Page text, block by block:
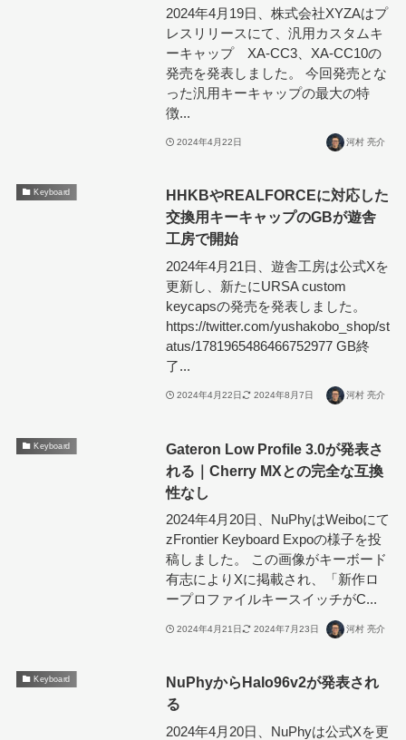
2024年4月19日、株式会社XYZAはプ
レスリリースにて、汎用カスタムキ
ーキャップ XA-CC3、XA-CC10の
発売を発表しました。 今回発売とな
った汎用キーキャップの最大の特
徴...
2024年4月22日 河村 亮介
Keyboard
HHKBやREALFORCEに対応した
交換用キーキャップのGBが遊舎
工房で開始
2024年4月21日、遊舎工房は公式Xを
更新し、新たにURSA custom
keycapsの発売を発表しました。
https://twitter.com/yushakobo_shop/st
atus/1781965486466752977 GB終
了...
2024年4月22日 2024年8月7日 河村 亮介
Keyboard
Gateron Low Profile 3.0が発表さ
れる｜Cherry MXとの完全な互換
性なし
2024年4月20日、NuPhyはWeiboにて
zFrontier Keyboard Expoの様子を投
稿しました。 この画像がキーボード
有志によりXに掲載され、「新作ロ
ープロファイルキースイッチがC...
2024年4月21日 2024年7月23日 河村 亮介
Keyboard
NuPhyからHalo96v2が発表され
る
2024年4月20日、NuPhyは公式Xを更